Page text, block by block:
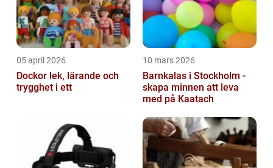
05 april 2026
Dockor lek, lärande och
trygghet i ett
10 mars 2026
Barnkalas i Stockholm -
skapa minnen att leva
med på Kaatach